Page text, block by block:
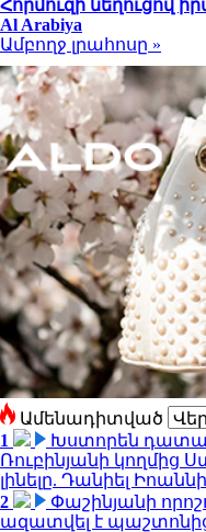
Հորմուզի նեղուցով
Al Arabiya
Ամբողջ լրահոսը »
Ամենադիտված
1
Խստորեն
Ռուբինյանի կողմից
լինելը. Դանիել
2
Փաշինյանի
ազատվել է